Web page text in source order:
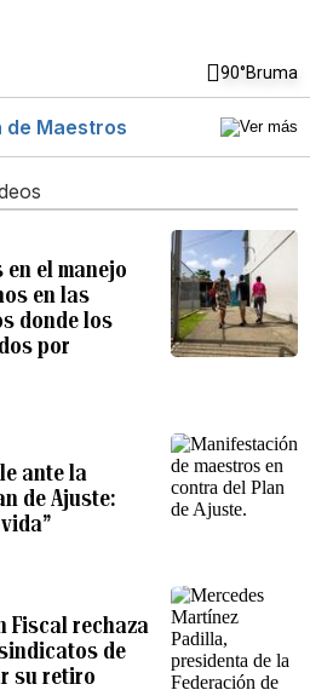
90°Bruma
de Maestros
en el manejo
en las
donde los
por
ante la
de Ajuste:
Fiscal rechaza
de
su retiro